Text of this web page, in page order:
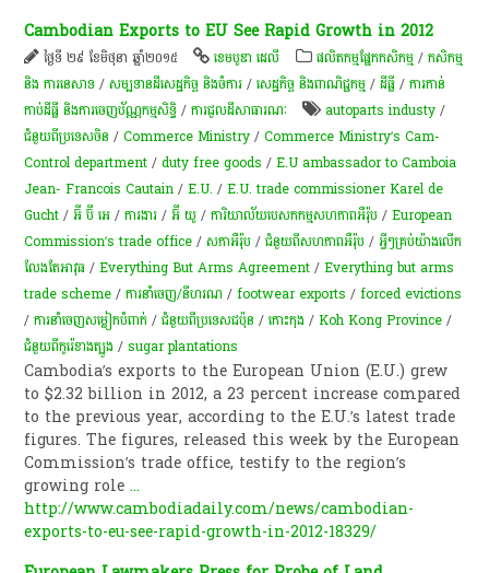
Cambodian Exports to EU See Rapid Growth in 2012
ថ្ងៃទី ២៩ ខែមិថុនា ឆ្នាំ២០១៥ ខេមបូឌា ដេលី ​ផលិតកម្ម​ផ្នែក​កសិកម្ម​ /កសិកម្ម​
និង​ ការ​នេ​សាទ​ /សម្បទានដីសេដ្ឋកិច្ច និងចំការ /សេដ្ឋកិច្ច និងពាណិជ្ជកម្ម /ដីធ្លី /ការកាន់
កាប់​ដីធ្លី និង​ការចេញ​ប័ណ្ណកម្មសិទ្ធិ​ /ការជួលដីសាធារណៈ autoparts industy /
ជំនួយពីប្រទេសចិន /Commerce Ministry /Commerce Ministry’s Cam-
Control department /duty free goods /E.U ambassador to Camboia
Jean- Francois Cautain /E.U. /E.U. trade commissioner Karel de
Gucht /អ៊ី ប៊ី អេ /ការងារ /អ៊ី យូ /ការិយាល័យបេសកកម្មសហភាពអឺរ៉ុប /European
Commission’s trade office /សភាអឺរ៉ុប /ជំនួយពីសហភាពអឺរ៉ុប /អ្វីៗ​គ្រប់​យ៉ាង​លើក​
លែង​តែ​អាវុធ /Everything But Arms Agreement /Everything but arms
trade scheme /ការនាំចេញ/នីហរណ /footwear exports /forced evictions
/ការ​នាំ​ចេញ​សម្លៀក​បំពាក់ /ជំនួយពីប្រទេសជប៉ុន /កោះកុង /Koh Kong Province /
ជំនួយពីកូរ៉េខាងត្បូង /sugar plantations
Cambodia’s exports to the European Union (E.U.) grew
to $2.32 billion in 2012, a 23 percent increase compared
to the previous year, according to the E.U.’s latest trade
figures. The figures, released this week by the European
Commission’s trade office, testify to the region’s
growing role...
http://www.cambodiadaily.com/news/cambodian-
exports-to-eu-see-rapid-growth-in-2012-18329/